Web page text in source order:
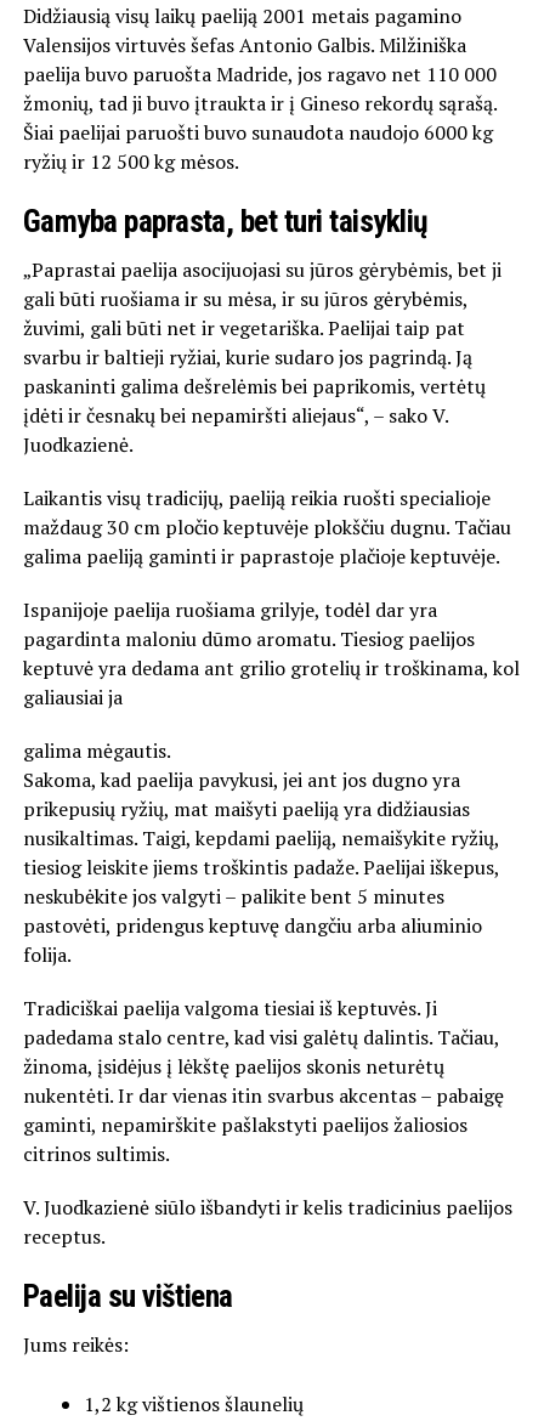
Didžiausią visų laikų paeliją 2001 metais pagamino
Valensijos virtuvės šefas Antonio Galbis. Milžiniška
paelija buvo paruošta Madride, jos ragavo net 110 000
žmonių, tad ji buvo įtraukta ir į Gineso rekordų sąrašą.
Šiai paelijai paruošti buvo sunaudota naudojo 6000 kg
ryžių ir 12 500 kg mėsos.
Gamyba paprasta, bet turi taisyklių
„Paprastai paelija asocijuojasi su jūros gėrybėmis, bet ji
gali būti ruošiama ir su mėsa, ir su jūros gėrybėmis,
žuvimi, gali būti net ir vegetariška. Paelijai taip pat
svarbu ir baltieji ryžiai, kurie sudaro jos pagrindą. Ją
paskaninti galima dešrelėmis bei paprikomis, vertėtų
įdėti ir česnakų bei nepamiršti aliejaus“, – sako V.
Juodkazienė.
Laikantis visų tradicijų, paeliją reikia ruošti specialioje
maždaug 30 cm pločio keptuvėje plokščiu dugnu. Tačiau
galima paeliją gaminti ir paprastoje plačioje keptuvėje.
Ispanijoje paelija ruošiama grilyje, todėl dar yra
pagardinta maloniu dūmo aromatu. Tiesiog paelijos
keptuvė yra dedama ant grilio grotelių ir troškinama, kol
galiausiai ja
galima mėgautis.
Sakoma, kad paelija pavykusi, jei ant jos dugno yra
prikepusių ryžių, mat maišyti paeliją yra didžiausias
nusikaltimas. Taigi, kepdami paeliją, nemaišykite ryžių,
tiesiog leiskite jiems troškintis padaže. Paelijai iškepus,
neskubėkite jos valgyti – palikite bent 5 minutes
pastovėti, pridengus keptuvę dangčiu arba aliuminio
folija.
Tradiciškai paelija valgoma tiesiai iš keptuvės. Ji
padedama stalo centre, kad visi galėtų dalintis. Tačiau,
žinoma, įsidėjus į lėkštę paelijos skonis neturėtų
nukentėti. Ir dar vienas itin svarbus akcentas – pabaigę
gaminti, nepamirškite pašlakstyti paelijos žaliosios
citrinos sultimis.
V. Juodkazienė siūlo išbandyti ir kelis tradicinius paelijos
receptus.
Paelija su vištiena
Jums reikės:
1,2 kg vištienos šlaunelių